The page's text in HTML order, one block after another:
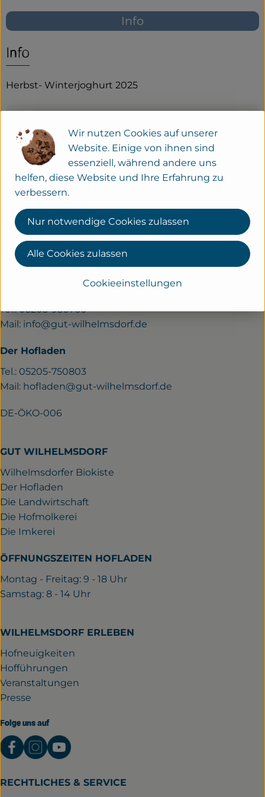
Info
Info
Herbst- Winterjoghurt 2025
Zutaten
KONTAKT
Gut Wilhelmsdorf
Verler Str. 258a
33689 Bielefeld
Wilhelmsdorfer Biokiste
Tel.: 05205-950760
Mail: info@gut-wilhelmsdorf.de
Der Hofladen
Tel.: 05205-750803
Mail: hofladen@gut-wilhelmsdorf.de
DE-ÖKO-006
GUT WILHELMSDORF
Wilhelmsdorfer Biokiste
Der Hofladen
Die Landwirtschaft
Die Hofmolkerei
Die Imkerei
ÖFFNUNGSZEITEN HOFLADEN
Montag - Freitag: 9 - 18 Uhr
Samstag: 8 - 14 Uhr
WILHELMSDORF ERLEBEN
Hofneuigkeiten
Hofführungen
Veranstaltungen
Presse
Folge uns auf
Externer Link zu https://www.facebook.com/
Externer Link zu https://
Externer Link zu https://
RECHTLICHES & SERVICE
Wir nutzen Cookies auf unserer
Website. Einige von ihnen sind
essenziell, während andere uns
helfen, diese Website und Ihre Erfahrung zu
verbessern.
Cookieeinstellungen
Nur notwendige Cookies zulassen
Alle Cookies zulassen